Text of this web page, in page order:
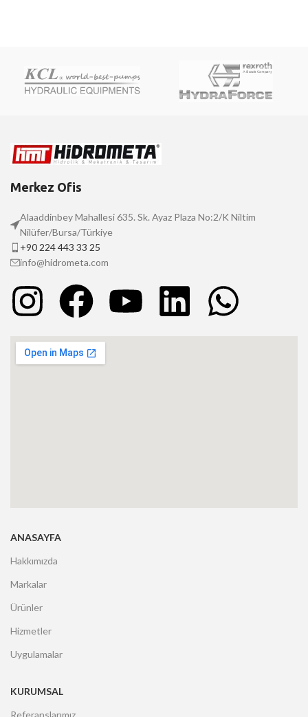
Merkez Ofis
Alaaddinbey Mahallesi 635. Sk. Ayaz Plaza No:2/K Niltim
Nilüfer/Bursa/Türkiye
+90 224 443 33 25
info@hidrometa.com
ANASAYFA
Hakkımızda
Markalar
Ürünler
Hizmetler
Uygulamalar
KURUMSAL
Referanslarımız